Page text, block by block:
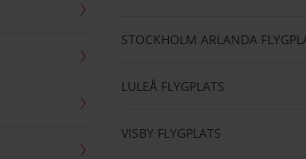
STOCKHOLM ARLANDA
LULEÅ FLYGPLATS
VISBY FLYGPLATS